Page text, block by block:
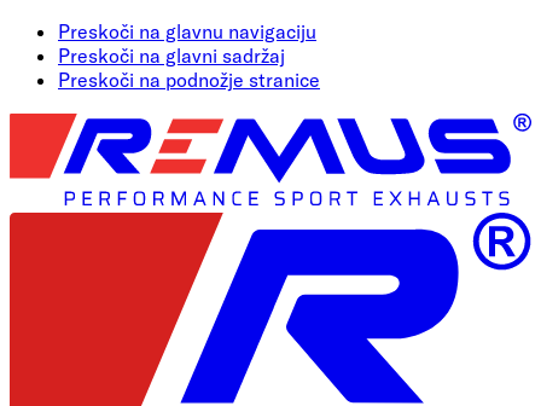
Preskoči na glavnu navigaciju
Preskoči na glavni sadržaj
Preskoči na podnožje stranice